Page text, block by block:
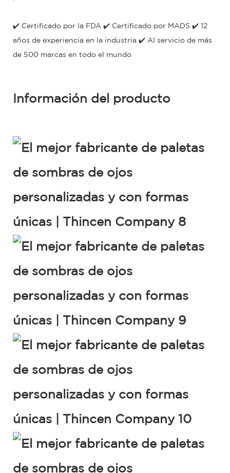
✔️ Certificado por la FDA ✔️ Certificado por MADS ✔️ 12
años de experiencia en la industria ✔️ Al servicio de más
de 500 marcas en todo el mundo
Información del producto